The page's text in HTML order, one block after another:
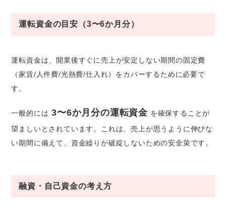
運転資金の目安（3〜6か月分）
運転資金は、開業後すぐに売上が安定しない期間の固定費
（家賃/人件費/光熱費/仕入れ）をカバーするために必要で
す。
一般的には 3〜6か月分の運転資金 を確保することが
望ましいとされています。これは、売上が思うように伸びな
い期間に備えて、資金繰りが破綻しないための安全策です。
融資・自己資金の考え方